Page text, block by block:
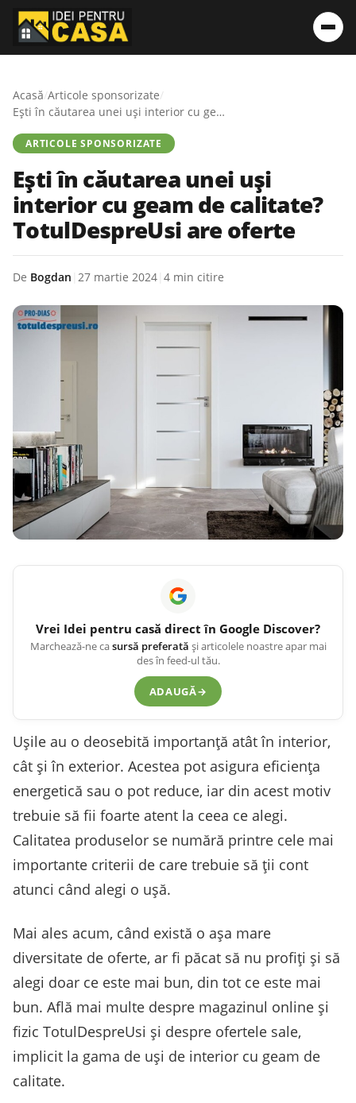
Acasă/Articole sponsorizate/
Ești în căutarea unei uși interior cu geam de calitate? TotulDespreUsi are oferte
ARTICOLE SPONSORIZATE
Ești în căutarea unei uși
interior cu geam de calitate?
TotulDespreUsi are oferte
De Bogdan 27 martie 2024 4 min citire
Vrei Idei pentru casă direct în Google Discover?
Marchează-ne casursă preferată și articolele noastre apar mai
des în feed-ul tău.
ADAUGĂ→
Ușile au o deosebită importanță atât în interior,
cât și în exterior. Acestea pot asigura eficiența
energetică sau o pot reduce, iar din acest motiv
trebuie să fii foarte atent la ceea ce alegi.
Calitatea produselor se numără printre cele mai
importante criterii de care trebuie să ții cont
atunci când alegi o ușă.
Mai ales acum, când există o așa mare
diversitate de oferte, ar fi păcat să nu profiți și să
alegi doar ce este mai bun, din tot ce este mai
bun. Află mai multe despre magazinul online și
fizic TotulDespreUsi și despre ofertele sale,
implicit la gama de uși de interior cu geam de
calitate.